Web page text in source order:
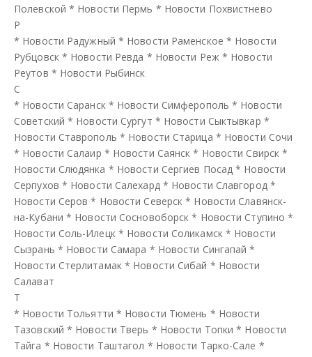
Полевской * Новости Пермь * Новости Похвистнево
Р
* Новости Радужный * Новости Раменское * Новости
Рубцовск * Новости Ревда * Новости Реж * Новости
Реутов * Новости Рыбинск
С
* Новости Саранск * Новости Симферополь * Новости
Советский * Новости Сургут * Новости Сыктывкар *
Новости Ставрополь * Новости Старица * Новости Сочи
* Новости Салаир * Новости Саянск * Новости Свирск *
Новости Слюдянка * Новости Сергиев Посад * Новости
Серпухов * Новости Салехард * Новости Славгород *
Новости Серов * Новости Северск * Новости Славянск-
на-Кубани * Новости Сосновоборск * Новости Ступино *
Новости Соль-Илецк * Новости Соликамск * Новости
Сызрань * Новости Самара * Новости Сингапай *
Новости Стерлитамак * Новости Сибай * Новости
Салават
Т
* Новости Тольятти * Новости Тюмень * Новости
Тазовский * Новости Тверь * Новости Топки * Новости
Тайга * Новости Таштагол * Новости Тарко-Сале *